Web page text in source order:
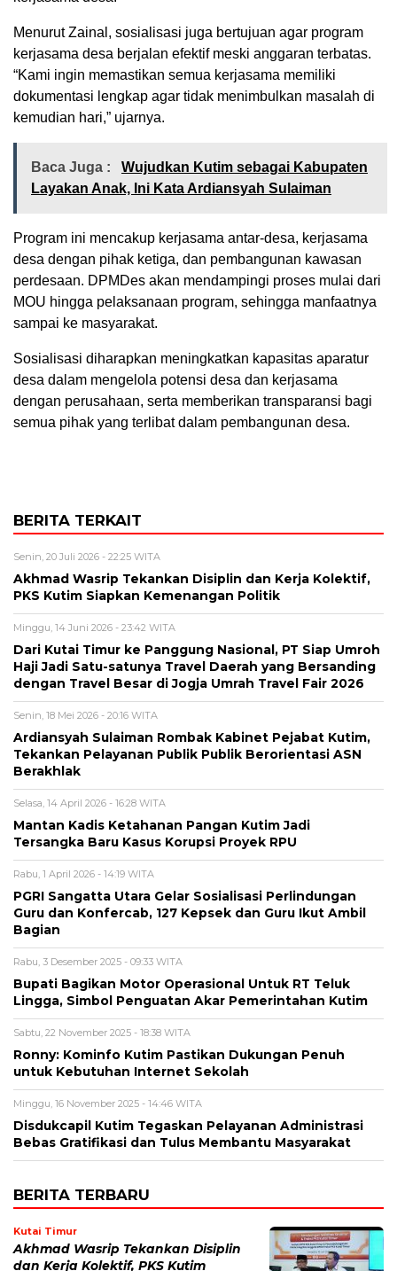
Menurut Zainal, sosialisasi juga bertujuan agar program
kerjasama desa berjalan efektif meski anggaran terbatas.
“Kami ingin memastikan semua kerjasama memiliki
dokumentasi lengkap agar tidak menimbulkan masalah di
kemudian hari,” ujarnya.
Baca Juga :
Wujudkan Kutim sebagai Kabupaten
Layakan Anak, Ini Kata Ardiansyah Sulaiman
Program ini mencakup kerjasama antar-desa, kerjasama
desa dengan pihak ketiga, dan pembangunan kawasan
perdesaan. DPMDes akan mendampingi proses mulai dari
MOU hingga pelaksanaan program, sehingga manfaatnya
sampai ke masyarakat.
Sosialisasi diharapkan meningkatkan kapasitas aparatur
desa dalam mengelola potensi desa dan kerjasama
dengan perusahaan, serta memberikan transparansi bagi
semua pihak yang terlibat dalam pembangunan desa.
BERITA TERKAIT
Senin, 20 Juli 2026 - 22:25 WITA
Akhmad Wasrip Tekankan Disiplin dan Kerja Kolektif,
PKS Kutim Siapkan Kemenangan Politik
Minggu, 14 Juni 2026 - 23:42 WITA
Dari Kutai Timur ke Panggung Nasional, PT Siap Umroh
Haji Jadi Satu-satunya Travel Daerah yang Bersanding
dengan Travel Besar di Jogja Umrah Travel Fair 2026
Senin, 18 Mei 2026 - 20:16 WITA
Ardiansyah Sulaiman Rombak Kabinet Pejabat Kutim,
Tekankan Pelayanan Publik Publik Berorientasi ASN
Berakhlak
Selasa, 14 April 2026 - 16:28 WITA
Mantan Kadis Ketahanan Pangan Kutim Jadi
Tersangka Baru Kasus Korupsi Proyek RPU
Rabu, 1 April 2026 - 14:19 WITA
PGRI Sangatta Utara Gelar Sosialisasi Perlindungan
Guru dan Konfercab, 127 Kepsek dan Guru Ikut Ambil
Bagian
Rabu, 3 Desember 2025 - 09:33 WITA
Bupati Bagikan Motor Operasional Untuk RT Teluk
Lingga, Simbol Penguatan Akar Pemerintahan Kutim
Sabtu, 22 November 2025 - 18:38 WITA
Ronny: Kominfo Kutim Pastikan Dukungan Penuh
untuk Kebutuhan Internet Sekolah
Minggu, 16 November 2025 - 14:46 WITA
Disdukcapil Kutim Tegaskan Pelayanan Administrasi
Bebas Gratifikasi dan Tulus Membantu Masyarakat
BERITA TERBARU
Kutai Timur
Akhmad Wasrip Tekankan Disiplin
dan Kerja Kolektif, PKS Kutim